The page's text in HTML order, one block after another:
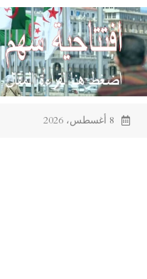
Skip
to
content
8 أغسطس، 2026